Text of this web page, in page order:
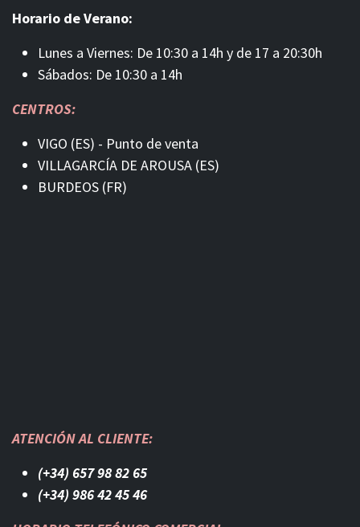
Horario de Verano:
Lunes a Viernes: De 10:30 a 14h y de 17 a 20:30h
Sábados: De 10:30 a 14h
CENTROS:
VIGO (ES) - Punto de venta
VILLAGARCÍA DE AROUSA (ES)
BURDEOS (FR)
ATENCIÓN AL CLIENTE:
(+34) 657 98 82 65
(+34) 986 42 45 46​